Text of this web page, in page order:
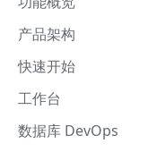
产品架构
快速开始
工作台
数据库 DevOps